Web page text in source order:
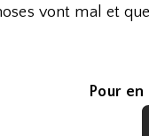
vont mal et
Pour